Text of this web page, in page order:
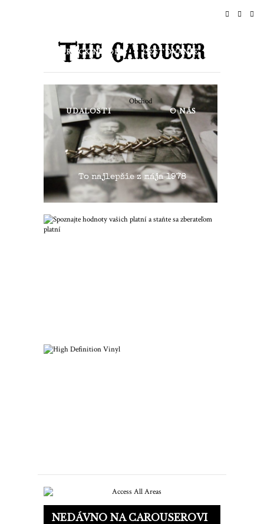
ROCK N ROLL CESTOVANIE
UDALOSTI
Obchod
O NÁS
To najlepšie z mája 1978
NEDÁVNO NA CAROUSEROVI